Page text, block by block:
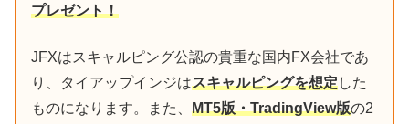
プレゼント！
JFXはスキャルピング公認の貴重な国内FX会社であ
り、タイアップインジはスキャルピングを想定した
ものになります。また、 MT5版・TradingView版の2